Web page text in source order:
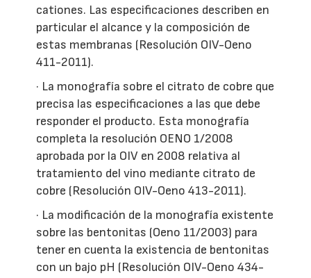
cationes. Las especificaciones describen en
particular el alcance y la composición de
estas membranas (Resolución OIV-Oeno
411-2011).
· La monografía sobre el citrato de cobre que
precisa las especificaciones a las que debe
responder el producto. Esta monografía
completa la resolución OENO 1/2008
aprobada por la OIV en 2008 relativa al
tratamiento del vino mediante citrato de
cobre (Resolución OIV-Oeno 413-2011).
· La modificación de la monografía existente
sobre las bentonitas (Oeno 11/2003) para
tener en cuenta la existencia de bentonitas
con un bajo pH (Resolución OIV-Oeno 434-